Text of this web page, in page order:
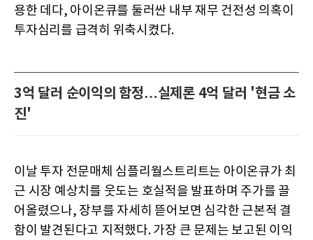
용한 데다, 아이온큐를 둘러싼 내부 재무 건전성 의혹이
투자심리를 급격히 위축시켰다.
3억 달러 순이익의 함정…실제론 4억 달러 '현금 소
진'
이날 투자 전문매체 심플리월스트리트는 아이온큐가 최
근 시장 예상치를 웃도는 호실적을 발표하며 주가를 끌
어올렸으나, 장부를 자세히 뜯어보면 심각한 근본적 결
함이 발견된다고 지적했다. 가장 큰 문제는 보고된 이익